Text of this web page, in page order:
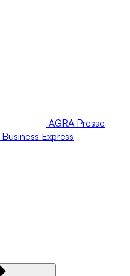
AGRA Presse
Business Express